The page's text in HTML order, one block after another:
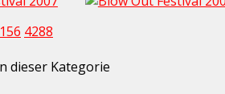
4288
dieser Kategorie